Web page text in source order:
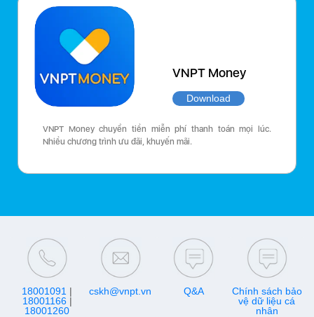
VNPT Money
Download
VNPT Money chuyển tiền miễn phí thanh toán mọi lúc.
Nhiều chương trình ưu đãi, khuyến mãi.
18001091 |
18001166|
18001260
cskh@vnpt.vn Q&A
Chính sách bảo
vệ dữ liệu cá
nhân